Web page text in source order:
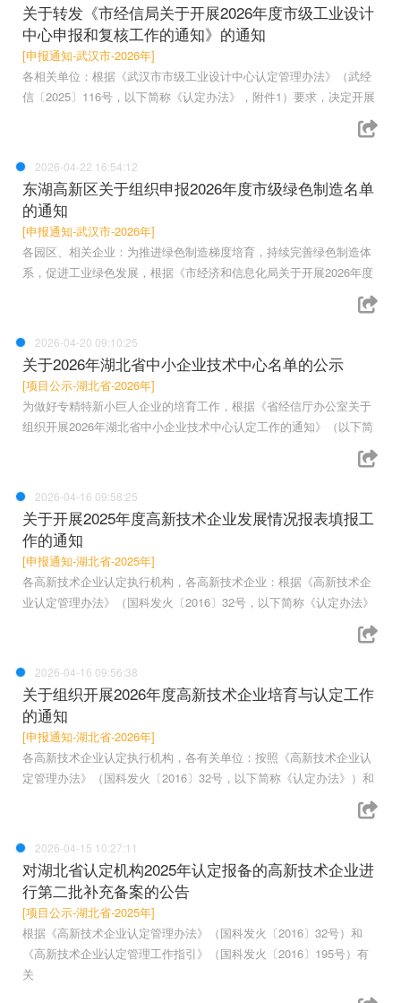
关于转发《市经信局关于开展2026年度市级工业设计
中心申报和复核工作的通知》的通知
[申报通知-武汉市-2026年]
各相关单位：根据《武汉市市级工业设计中心认定管理办法》（武经
信〔2025〕116号，以下简称《认定办法》，附件1）要求，决定开展
2026-04-22 16:54:12
东湖高新区关于组织申报2026年度市级绿色制造名单
的通知
[申报通知-武汉市-2026年]
各园区、相关企业：为推进绿色制造梯度培育，持续完善绿色制造体
系，促进工业绿色发展，根据《市经济和信息化局关于开展2026年度
2026-04-20 09:10:25
关于2026年湖北省中小企业技术中心名单的公示
[项目公示-湖北省-2026年]
为做好专精特新小巨人企业的培育工作，根据《省经信厅办公室关于
组织开展2026年湖北省中小企业技术中心认定工作的通知》（以下简
2026-04-16 09:58:25
关于开展2025年度高新技术企业发展情况报表填报工
作的通知
[申报通知-湖北省-2025年]
各高新技术企业认定执行机构，各高新技术企业：根据《高新技术企
业认定管理办法》（国科发火〔2016〕32号，以下简称《认定办法》
2026-04-16 09:56:38
关于组织开展2026年度高新技术企业培育与认定工作
的通知
[申报通知-湖北省-2026年]
各高新技术企业认定执行机构，各有关单位：按照《高新技术企业认
定管理办法》（国科发火〔2016〕32号，以下简称《认定办法》）和
2026-04-15 10:27:11
对湖北省认定机构2025年认定报备的高新技术企业进
行第二批补充备案的公告
[项目公示-湖北省-2025年]
根据《高新技术企业认定管理办法》（国科发火〔2016〕32号）和
《高新技术企业认定管理工作指引》（国科发火〔2016〕195号）有
关